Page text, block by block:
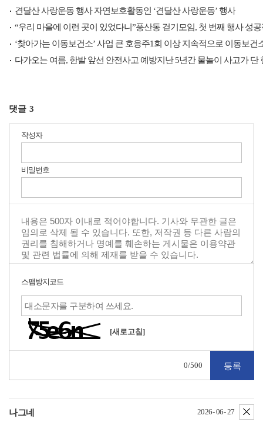
견달산 사랑운동 행사 자연보호활동인 ‘견달산 사랑운동’ 행사
“우리 마을에 이런 곳이 있었다니”풍산동 걷기모임, 첫 번째 행사 성
‘찾아가는 이동보건소’ 사업 큰 호응주1회 이상 지속적으로 이동보건
다가오는 여름, 한발 앞선 안전사고 예방지난 5년간 물놀이 사고가 단
댓글 3
작성자
비밀번호
스팸방지코드
[새로고침]
0/500
나그네 2026- 06- 27